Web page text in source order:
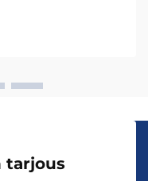
odotukset
tarjous